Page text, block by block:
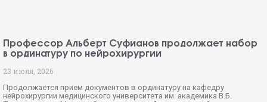
Профессор Альберт Суфианов продолжает набор
в ординатуру по нейрохирургии
23 июля, 2026
Продолжается прием документов в ординатуру на кафедру
нейрохирургии медицинского университета им. академика В.Б.